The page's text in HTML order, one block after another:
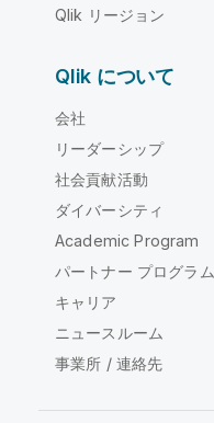
Qlik リージョン
Qlik について
会社
リーダーシップ
社会貢献活動
ダイバーシティ
Academic Program
パートナー プログラム
キャリア
ニュースルーム
事業所 / 連絡先